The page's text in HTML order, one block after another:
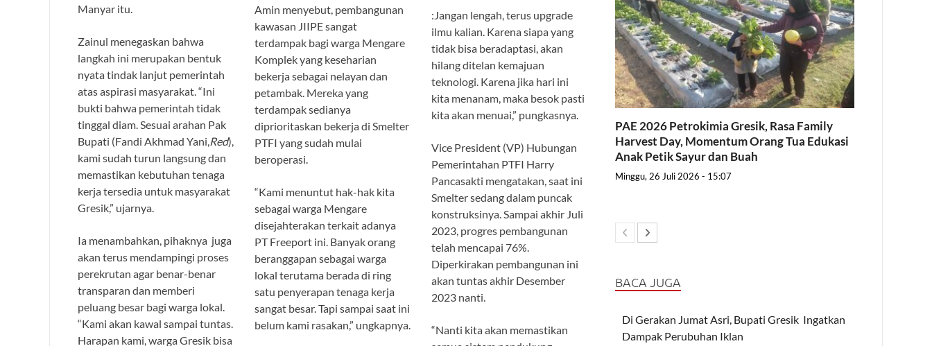
Manyar itu.
Zainul menegaskan bahwa
langkah ini merupakan bentuk
nyata tindak lanjut pemerintah
atas aspirasi masyarakat. “Ini
bukti bahwa pemerintah tidak
tinggal diam. Sesuai arahan Pak
Bupati (Fandi Akhmad Yani, Red),
kami sudah turun langsung dan
memastikan kebutuhan tenaga
kerja tersedia untuk masyarakat
Gresik,” ujarnya.
Ia menambahkan, pihaknya juga
akan terus mendampingi proses
perekrutan agar benar-benar
transparan dan memberi
peluang besar bagi warga lokal.
“Kami akan kawal sampai tuntas.
Harapan kami, warga Gresik bisa
Amin menyebut, pembangunan
kawasan JIIPE sangat
terdampak bagi warga Mengare
Komplek yang keseharian
bekerja sebagai nelayan dan
petambak. Mereka yang
terdampak sedianya
diprioritaskan bekerja di Smelter
PTFI yang sudah mulai
beroperasi.
“Kami menuntut hak-hak kita
sebagai warga Mengare
disejahterakan terkait adanya
PT Freeport ini. Banyak orang
beranggapan sebagai warga
lokal terutama berada di ring
satu penyerapan tenaga kerja
sangat besar. Tapi sampai saat ini
belum kami rasakan,” ungkapnya.
:Jangan lengah, terus upgrade
ilmu kalian. Karena siapa yang
tidak bisa beradaptasi, akan
hilang ditelan kemajuan
teknologi. Karena jika hari ini
kita menanam, maka besok pasti
kita akan menuai,” pungkasnya.
Vice President (VP) Hubungan
Pemerintahan PTFI Harry
Pancasakti mengatakan, saat ini
Smelter sedang dalam puncak
konstruksinya. Sampai akhir Juli
2023, progres pembangunan
telah mencapai 76%.
Diperkirakan pembangunan ini
akan tuntas akhir Desember
2023 nanti.
“Nanti kita akan memastikan
PAE 2026 Petrokimia Gresik, Rasa Family
Harvest Day, Momentum Orang Tua Edukasi
Anak Petik Sayur dan Buah
Minggu, 26 Juli 2026 - 15:07
BACA JUGA
Di Gerakan Jumat Asri, Bupati Gresik Ingatkan
Dampak Perubuhan Iklan